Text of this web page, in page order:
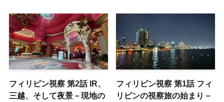
フィリピン視察 第2話 IR、
三越、そして夜景－現地の
フィリピン視察 第1話 フィ
リピンの視察旅の始まり－